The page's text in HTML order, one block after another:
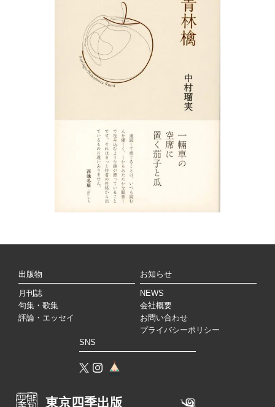
東京四季出版
出版物
月刊誌
句集・歌集
評論・エッセイ
お知らせ
NEWS
会社概要
お問い合わせ
プライバシーポリシー
SNS